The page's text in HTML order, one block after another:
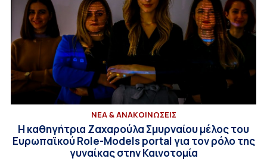
ΝΕΑ & ΑΝΑΚΟΙΝΩΣΕΙΣ
Η καθηγήτρια Ζαχαρούλα Σμυρναίου μέλος του
Ευρωπαϊκού Role-Models portal για τον ρόλο της
γυναίκας στην Καινοτομία